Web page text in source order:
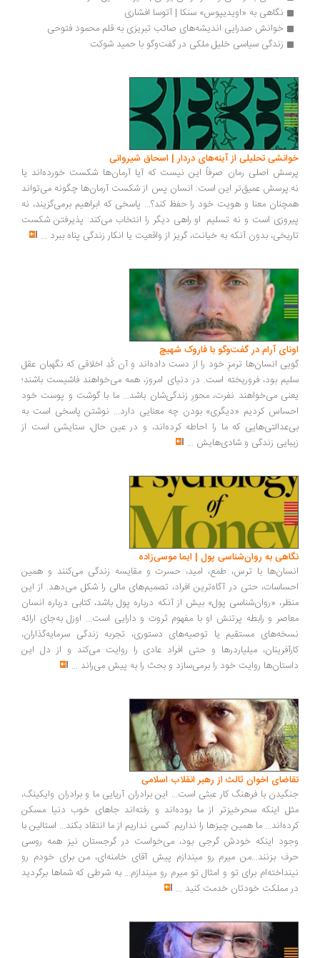
نگاهی به «اويدیپوس» سنکا | آتوسا افشاری
خوانش صدرایی اندیشه‌های صائب تبریزی به قلم محمود فتوحی
زندگی سیاسی خلیل ملکی در گفت‌وگو با حمید شوکت
تحلیلی از آینه‌های دردار | اسحاق شیروانی
اصلی رمان صرفاً این نیست که آیا آرمان‌ها شکست خورده‌اند یا
عمیق‌تر این است: انسان پس از شکست آرمان‌ها چگونه می‌تواند
معنا و هویت خود را حفظ کند؟... پاسخی که ابراهیم برمی‌گزیند، نه
است و نه تسلیم. او راهی دیگر را انتخاب می‌کند: پذیرفتن شکست
بدون آنکه به خیانت، گریز از واقعیت یا انکار زندگی پناه ببرد...
آرام در گفت‌وگو با فاروک شهیچ‭
انسان‌ها ترمزِ خود را از دست داده‌اند و آن کُدِ اخلاقی که نگهبان عقل
بود، فروریخته است. در دنیای امروز، همه می‌خواهند فاشیست باشند؛
می‌خواهند نفرت، محورِ زندگی‌شان باشد... ما با گوشت و پوست خود
کردیم «دیگری» بودن چه معنایی دارد... نوشتن پاسخی است به
که ما را احاطه کرده‌اند، و در عین حال، ستایشی است از
زندگی و شادی‌هایش...
به روان‌شناسی پول | ایما موسی‌زاده
با ترس، طمع، امید، حسرت و مقایسه زندگی می‌کنند و همین
حتی در آگاه‌ترین افراد، تصمیم‌های مالی را شکل می‌دهد. از این
«روان‌شناسی پول» بیش از آنکه درباره پول باشد، کتابی درباره انسان
و رابطه پرتنش او با مفهوم ثروت و دارایی است... اوزل به‌جای ارائه
مستقیم یا توصیه‌های دستوری، تجربه زندگی سرمایه‌گذاران،
میلیاردرها و حتی افراد عادی را روایت می‌کند و از دل این
روایت خود را برمی‌سازد و بحث را به پیش می‌راند ...
اخوان ثالث از رهبر انقلاب اسلامی
با فرهنگ کار عبثی است... این برادران آریایی ما و برادران وایکینگ،
اینکه سحرخیزتر از ما بوده‌اند و رفته‌اند جاهای خوب دنیا مسکن
ما همین چیزها را نداریم. کسی نداریم از ما انتقاد بکند... استالین با
اینکه خودش گرجی بود، می‌خواست در گرجستان نیز همه روسی
بزنند...من میرم رو میندازم پیش آقای خامنه‌ای، من برای خودم رو
برای تو و امثال تو میرم رو میندازم... به شرطی که شماها برگردید
مملکت خودتان خدمت کنید...